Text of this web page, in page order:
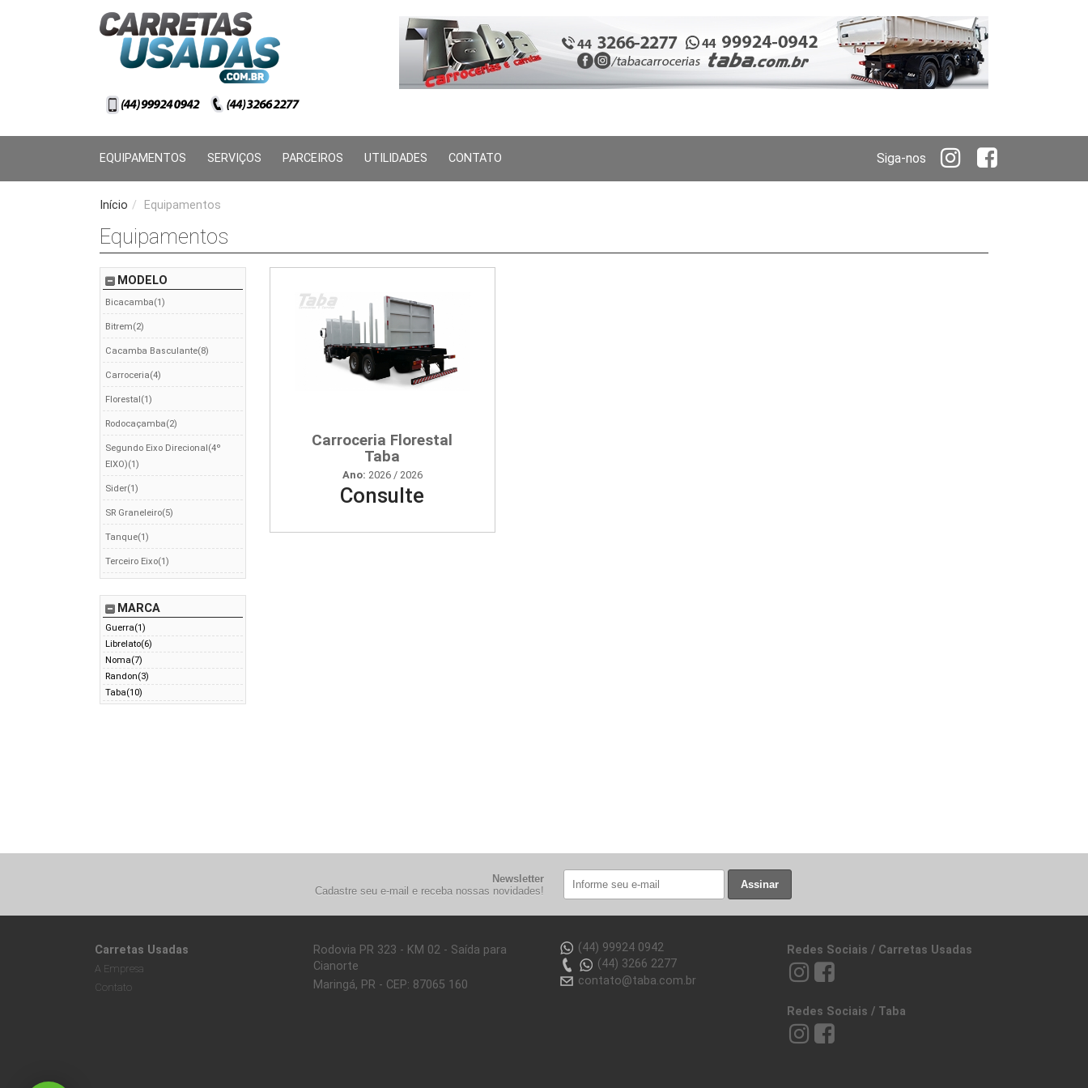
EQUIPAMENTOS SERVIÇOS PARCEIROS UTILIDADES CONTATO Siga-nos
Início / Equipamentos
Equipamentos
MODELO
Bicacamba(1)
Bitrem(2)
Cacamba Basculante(8)
Carroceria(4)
Florestal(1)
Rodocaçamba(2)
Segundo Eixo Direcional(4º
EIXO)(1)
Sider(1)
SR Graneleiro(5)
Tanque(1)
Terceiro Eixo(1)
MARCA
Guerra(1)
Librelato(6)
Noma(7)
Randon(3)
Taba(10)
Carroceria Florestal
Taba
Ano: 2026 / 2026
Consulte
Newsletter
Cadastre seu e-mail e receba nossas novidades!
Assinar
Carretas Usadas
A Empresa
Contato
Rodovia PR 323 - KM 02 - Saída para
Cianorte
Maringá, PR - CEP: 87065 160
(44) 99924 0942
(44) 3266 2277
contato@taba.com.br
Redes Sociais / Carretas Usadas
Redes Sociais / Taba